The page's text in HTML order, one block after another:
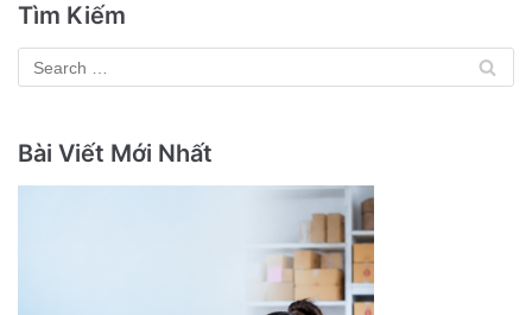
Tìm Kiếm
Bài Viết Mới Nhất